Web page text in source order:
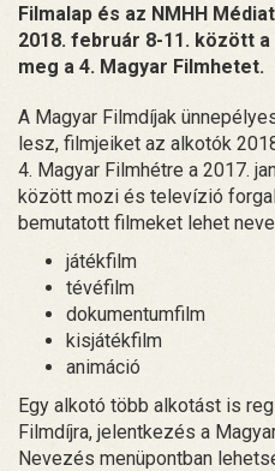
Filmalap és az NMHH
2018. február 8-11. között
meg a 4. Magyar Filmhetet.
A Magyar Filmdíjak
lesz, filmjeiket az alkotók
4. Magyar Filmhétre a 2017.
között mozi és televízió
bemutatott filmeket lehet
játékfilm
tévéfilm
dokumentumfilm
kisjátékfilm
animáció
Egy alkotó több alkotást is
Filmdíjra, jelentkezés a
Nevezés menüpontban